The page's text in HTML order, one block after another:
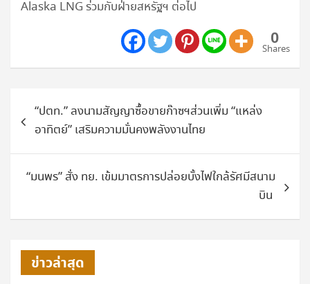
Alaska LNG ร่วมกับฝ่ายสหรัฐฯ ต่อไป
0
Shares
เรื่อง“ปตท.” ลงนามสัญญาซื้อขายก๊าซฯส่วนเพิ่ม “แหล่ง
อาทิตย์” เสริมความมั่นคงพลังงานไทย
“มนพร” สั่ง ทย. เข้มมาตรการปล่อยบั้งไฟใกล้รัศมีสนาม
บิน
ข่าวล่าสุด